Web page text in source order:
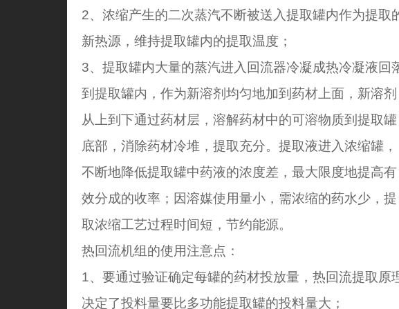
2、浓缩产生的二次蒸汽不断被送入提取罐内作为提取
新热源，维持提取罐内的提取温度；
3、提取罐内大量的蒸汽进入回流器冷凝成热冷凝液回
到提取罐内，作为新溶剂均匀地加到药材上面，新溶剂
从上到下通过药材层，溶解药材中的可溶物质到提取罐
底部，消除药材冷堆，提取充分。提取液进入浓缩罐，
不断地降低提取罐中药液的浓度差，最大限度地提高有
效分成的收率；因溶媒使用量小，需浓缩的药水少，提
取浓缩工艺过程时间短，节约能源。
热回流机组的使用注意点：
1、要通过验证确定每罐的药材投放量，热回流提取原
决定了投料量要比多功能提取罐的投料量大；